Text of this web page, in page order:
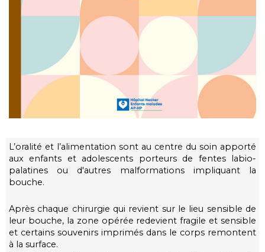
L’oralité et l’alimentation sont au centre du soin apporté
aux enfants et adolescents porteurs de fentes labio-
palatines ou d'autres malformations impliquant la
bouche.
Après chaque chirurgie qui revient sur le lieu sensible de
leur bouche, la zone opérée redevient fragile et sensible
et certains souvenirs imprimés dans le corps remontent
à la surface.